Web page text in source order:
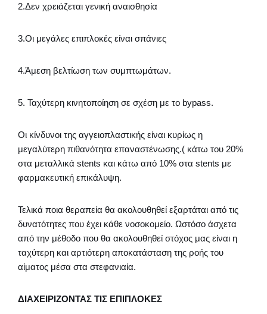
2.Δεν χρειάζεται γενική αναισθησία
3.Οι μεγάλες επιπλοκές είναι σπάνιες
4.Άμεση βελτίωση των συμπτωμάτων.
5. Ταχύτερη κινητοποίηση σε σχέση με το bypass.
Οι κίνδυνοι της αγγειοπλαστικής είναι κυρίως η
μεγαλύτερη πιθανότητα επαναστένωσης.( κάτω του 20%
στα μεταλλικά stents και κάτω από 10% στα stents με
φαρμακευτική επικάλυψη.
Τελικά ποια θεραπεία θα ακολουθηθεί εξαρτάται από τις
δυνατότητες που έχει κάθε νοσοκομείο. Ωστόσο άσχετα
από την μέθοδο που θα ακολουθηθεί στόχος μας είναι η
ταχύτερη και αρτιότερη αποκατάσταση της ροής του
αίματος μέσα στα στεφανιαία.
ΔΙΑΧΕΙΡΙΖΟΝΤΑΣ ΤΙΣ ΕΠΙΠΛΟΚΕΣ